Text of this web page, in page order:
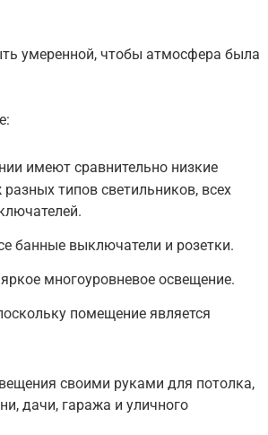
умеренной, чтобы атмосфера была
имеют сравнительно низкие
типов светильников, всех
банные выключатели и розетки.
многоуровневое освещение.
помещение является
своими руками для потолка,
дачи, гаража и уличного